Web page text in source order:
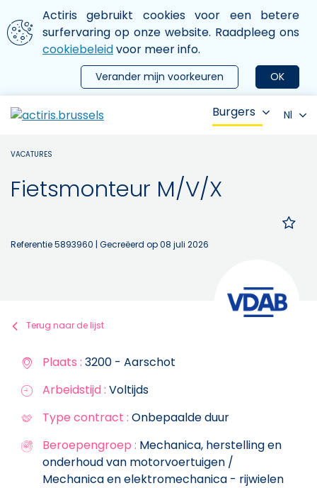
Aller au contenu principal
We gebruiken cookies
Actiris gebruikt cookies voor een betere
surfervaring op onze website. Raadpleeg ons
cookiebeleidvoor meer info.
OK
Verander mijn voorkeuren
le menu
Burgers Nl
VACATURES
Fietsmonteur M/V/X
Referentie 5893960 | Gecreëerd op 08 juli 2026
Terug naar de lijst
Plaats : 3200 - Aarschot
Arbeidstijd : Voltijds
Type contract : Onbepaalde duur
Beroepengroep : Mechanica, herstelling en
onderhoud van motorvoertuigen /
Mechanica en elektromechanica - rijwielen